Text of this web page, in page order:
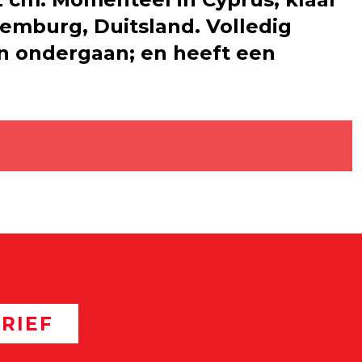
Duitsland. Volledig
ondergaan; en heeft een